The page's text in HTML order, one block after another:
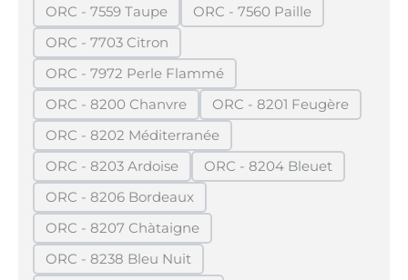
ORC - 7559 Taupe
(Diese Option ist zurzeit nicht verfügbar.)
ORC - 7560 Paille
(Diese Option ist zurzeit
ORC - 7703 Citron
(Diese Option ist zurzeit nicht verfügbar.)
ORC - 7972 Perle Flammé
(Diese Option ist zurzeit nicht verfügbar.)
ORC - 8200 Chanvre
(Diese Option ist zurzeit nicht verfügbar.)
ORC - 8201 Feugère
(Diese Option ist
ORC - 8202 Méditerranée
(Diese Option ist zurzeit nicht verfügbar.)
ORC - 8203 Ardoise
(Diese Option ist zurzeit nicht verfügbar.)
ORC - 8204 Bleuet
(Diese Option ist
ORC - 8206 Bordeaux
(Diese Option ist zurzeit nicht verfügbar.)
ORC - 8207 Chàtaigne
(Diese Option ist zurzeit nicht verfügbar.)
ORC - 8238 Bleu Nuit
(Diese Option ist zurzeit nicht verfügbar.)